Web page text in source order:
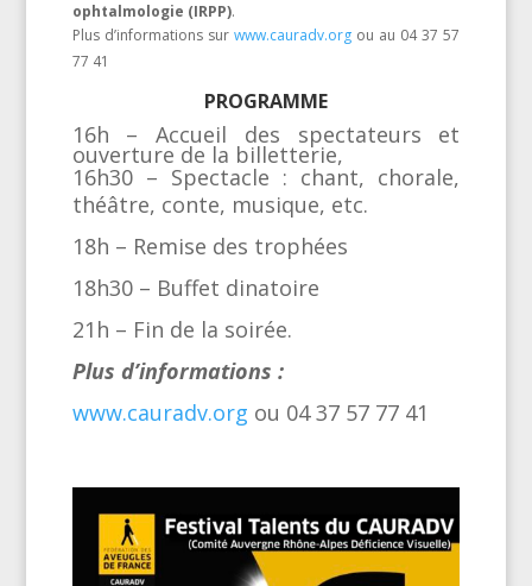
ophtalmologie (IRPP).
Plus d’informations sur www.cauradv.orgou au 04 37 57
77 41
PROGRAMME
16h – Accueil des spectateurs et
ouverture de la billetterie,
16h30 – Spectacle : chant, chorale,
théâtre, conte, musique, etc.
18h – Remise des trophées
18h30 – Buffet dinatoire
21h – Fin de la soirée.
Plus d’informations :
www.cauradv.org ou 04 37 57 77 41